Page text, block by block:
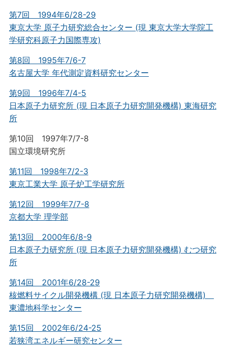
第7回 1994年6/28-29
東京大学 原子力研究総合センター (現 東京大学大学院工
学研究科原子力国際専攻)
第8回 1995年7/6-7
名古屋大学 年代測定資料研究センター
第9回 1996年7/4-5
日本原子力研究所 (現 日本原子力研究開発機構) 東海研究
所
第10回 1997年7/7-8
国立環境研究所
第11回 1998年7/2-3
東京工業大学 原子炉工学研究所
第12回 1999年7/7-8
京都大学 理学部
第13回 2000年6/8-9
日本原子力研究所 (現 日本原子力研究開発機構) むつ研究
所
第14回 2001年6/28-29
核燃料サイクル開発機構 (現 日本原子力研究開発機構)
東濃地科学センター
第15回 2002年6/24-25
若狭湾エネルギー研究センター